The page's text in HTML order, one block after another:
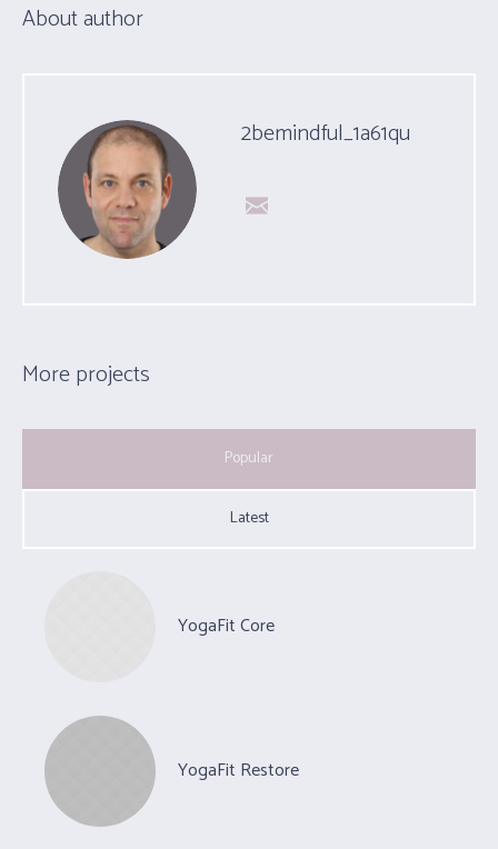
About author
2bemindful_1a61qu
More projects
Popular
Latest
YogaFit Core
YogaFit Restore